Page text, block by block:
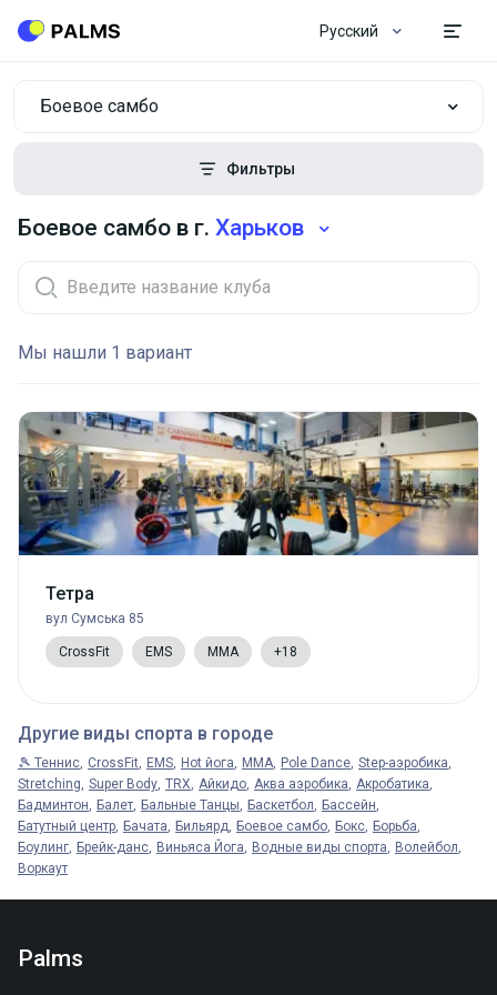
Русский
Боевое самбо
Фильтры
Боевое самбо в г. Харьков
Мы нашли 1 вариант
Тетра
вул Сумська 85
CrossFit EMS MMA +18
Другие виды спорта в городе
🎾 Теннис CrossFit EMS Hot йога MMA Pole Dance Step-аэробика
Stretching Super Body TRX Айкидо Аква аэробика Акробатика
Бадминтон
Балет Бальные Танцы Баскетбол
Бассейн
Батутный центр
Бачата Бильярд Боевое самбо Бокс
Борьба
Боулинг
Брейк-данс Виньяса Йога Водные виды спорта
Волейбол
Воркаут
Palms